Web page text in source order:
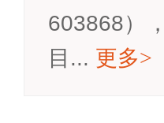
603868）
目... 更多>